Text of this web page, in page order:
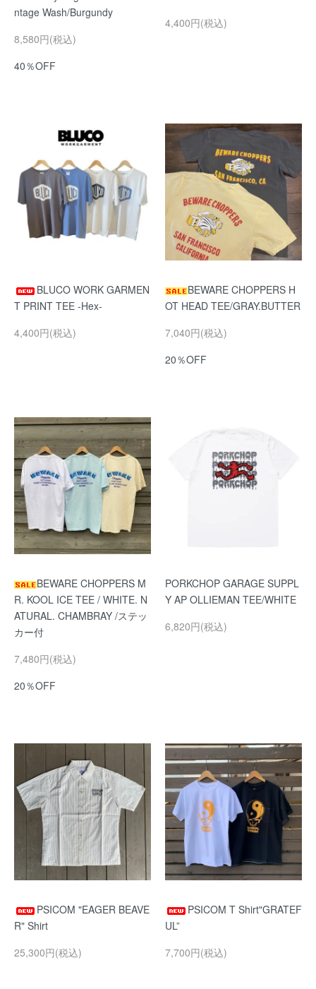
ntage Wash/Burgundy
8,580円(税込)
40％OFF
4,400円(税込)
BLUCO WORK GARMEN
T PRINT TEE -Hex-
4,400円(税込)
BEWARE CHOPPERS H
OT HEAD TEE/GRAY.BUTTER
7,040円(税込)
20％OFF
BEWARE CHOPPERS M
R. KOOL ICE TEE / WHITE. N
ATURAL. CHAMBRAY /ステッ
カー付
7,480円(税込)
20％OFF
PORKCHOP GARAGE SUPPL
Y AP OLLIEMAN TEE/WHITE
6,820円(税込)
PSICOM "EAGER BEAVE
R" Shirt
25,300円(税込)
PSICOM T Shirt"GRATEF
UL”
7,700円(税込)